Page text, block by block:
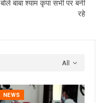
बोले बाबा श्याम कृपा सभी पर बनी
रहे
All
NEWS